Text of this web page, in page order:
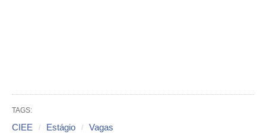
TAGS:
CIEE Estágio Vagas